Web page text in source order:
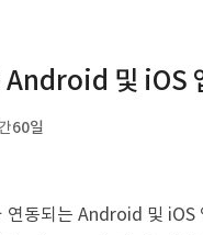
Android 및 iOS
60일
연동되는 Android 및 iOS